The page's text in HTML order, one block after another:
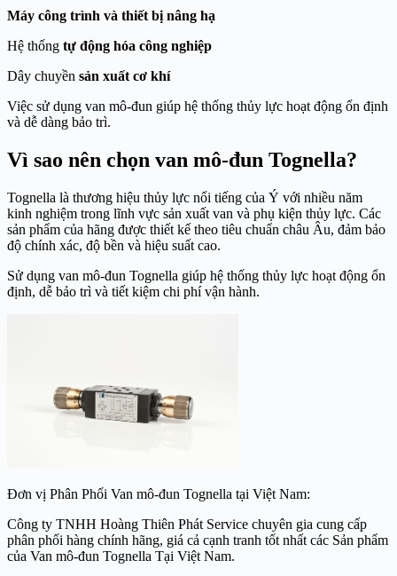
Máy công trình và thiết bị nâng hạ
Hệ thống tự động hóa công nghiệp
Dây chuyền sản xuất cơ khí
Việc sử dụng van mô-đun giúp hệ thống thủy lực hoạt động ổn định
và dễ dàng bảo trì.
Vì sao nên chọn van mô-đun Tognella?
Tognella là thương hiệu thủy lực nổi tiếng của Ý với nhiều năm
kinh nghiệm trong lĩnh vực sản xuất van và phụ kiện thủy lực. Các
sản phẩm của hãng được thiết kế theo tiêu chuẩn châu Âu, đảm bảo
độ chính xác, độ bền và hiệu suất cao.
Sử dụng van mô-đun Tognella giúp hệ thống thủy lực hoạt động ổn
định, dễ bảo trì và tiết kiệm chi phí vận hành.
Đơn vị Phân Phối Van mô-đun Tognella tại Việt Nam:
Công ty TNHH Hoàng Thiên Phát Service chuyên gia cung cấp
phân phối hàng chính hãng, giá cả cạnh tranh tốt nhất các Sản phẩm
của Van mô-đun Tognella Tại Việt Nam.